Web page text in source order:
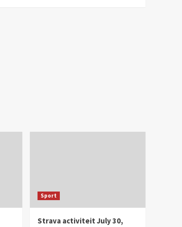
Sport
Strava activiteit July 30,